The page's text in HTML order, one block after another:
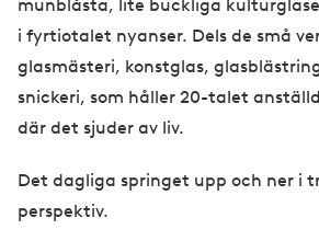
munblåsta, lite buckliga
i fyrtiotalet nyanser. Dels de små
glasmästeri, konstglas,
snickeri, som håller 20-talet
där det sjuder av liv.
Det dagliga springet upp och ner i
perspektiv.